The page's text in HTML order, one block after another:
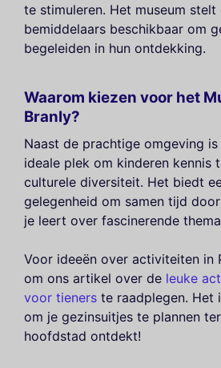
te stimuleren. Het museum
bemiddelaars beschikbaar om
begeleiden in hun ontdekking.
Waarom kiezen voor het
Branly?
Naast de prachtige omgeving is
ideale plek om kinderen kennis
culturele diversiteit. Het biedt
gelegenheid om samen tijd
je leert over fascinerende
Voor ideeën over activiteiten in
om ons artikel over de leuke
voor tieners te raadplegen. Het
om je gezinsuitjes te plannen
hoofdstad ontdekt!